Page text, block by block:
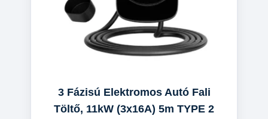
3 Fázisú Elektromos Autó Fali
Töltő, 11kW (3x16A) 5m TYPE 2